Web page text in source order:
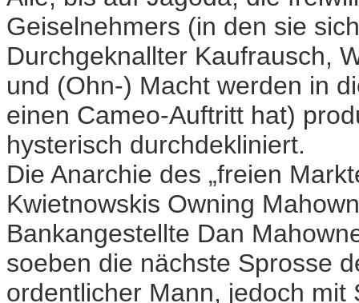
Geiselnehmers (in den sie
Durchgeknallter Kaufrausch,
und (Ohn-) Macht werden in
einen Cameo-Auftritt hat)
hysterisch durchdekliniert.
Die Anarchie des „freien
Kwietnowskis Owning
Bankangestellte Dan
soeben die nächste Sprosse
ordentlicher Mann, jedoch